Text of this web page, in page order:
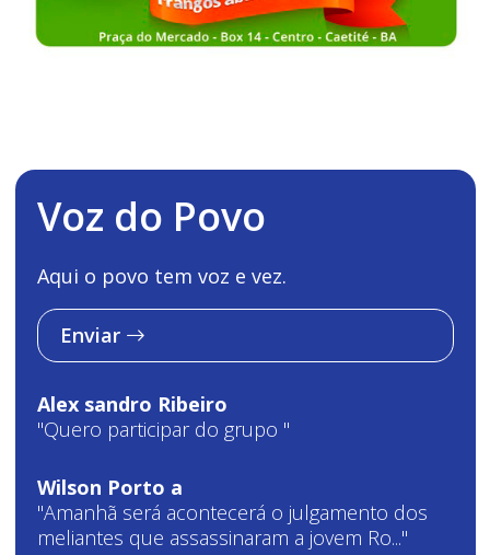
Voz do Povo
Aqui o povo tem voz e vez.
Enviar
Alex sandro Ribeiro
"Quero participar do grupo "
Wilson Porto a
"Amanhã será acontecerá o julgamento dos
meliantes que assassinaram a jovem Ro..."